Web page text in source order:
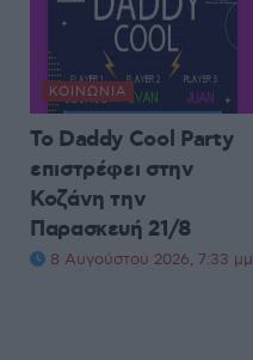
ΚΟΙΝΩΝΊΑ
Το Daddy Cool Party
επιστρέφει στην
Κοζάνη την
Παρασκευή 21/8
8 Αυγούστου 2026, 7:33 μμ